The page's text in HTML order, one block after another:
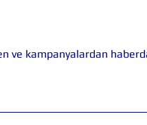
ve kampanyalardan